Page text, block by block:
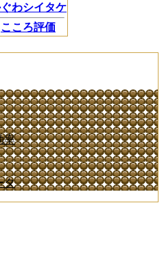
わシイタケ
こころ評価
率
タ